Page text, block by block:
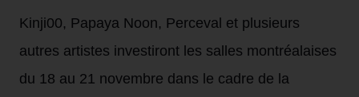
Kinji00, Papaya Noon, Perceval et plusieurs
autres artistes investiront les salles montréalaises
du 18 au 21 novembre dans le cadre de la